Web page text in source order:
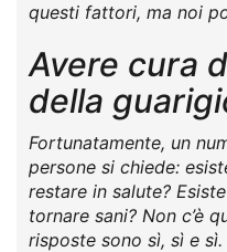
questi fattori, ma noi
Avere cura
della
Fortunatamente, un
persone si chiede:
restare in salute?
tornare sani? Non c’è
risposte sono sì, sì e